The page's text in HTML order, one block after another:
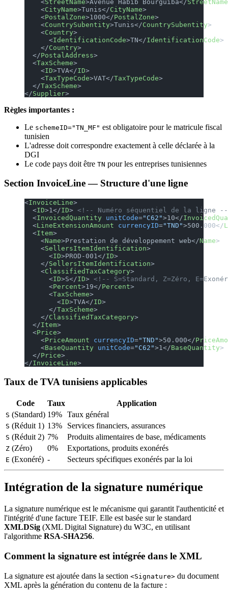
    <
StreetName>Avenue Habib Bourguiba</StreetName
    <
CityName>Tunis</CityName>
    <
PostalZone>1000</PostalZone>
    <
CountrySubentity>Tunis</CountrySubentity>
    <
Country>
      <
IdentificationCode>TN</IdentificationCode>
    </
Country>
  </
PostalAddress>
  <
TaxScheme>
    <
ID>TVA</ID>
    <
TaxTypeCode>VAT</TaxTypeCode>
  </
TaxScheme>
</Supplier>
Règles importantes :
Le schemeID="TN_MF" est obligatoire pour le matricule fiscal
tunisien
L'adresse doit correspondre exactement à celle déclarée à la
DGI
Le code pays doit être TN pour les entreprises tunisiennes
Section InvoiceLine — Structure d'une ligne
<InvoiceLine>
  <
ID>1</ID> <!-- Numéro séquentiel de la ligne --
  <
InvoicedQuantity unitCode="C62">10</
  <
LineExtensionAmount currencyID="TND">500.000</
  <
Item>
    <
Name>Prestation de développement web</Name>
    <
SellersItemIdentification>
      <
ID>PROD-001</ID>
    </
SellersItemIdentification>
    <
ClassifiedTaxCategory>
      <
ID>S</ID> <!-- S=Standard, Z=Zéro,
      <
Percent>19</Percent>
      <
TaxScheme>
        <
ID>TVA</ID>
      </
TaxScheme>
    </
ClassifiedTaxCategory>
  </
Item>
  <
Price>
    <
PriceAmount currencyID="TND">50.000</
    <
BaseQuantity unitCode="C62">1</BaseQuantity>
  </
Price>
</InvoiceLine>
Taux de TVA tunisiens applicables
Code Taux Application
S (Standard) 19% Taux général
S (Réduit 1) 13% Services financiers, assurances
S (Réduit 2) 7% Produits alimentaires de base, médicaments
Z (Zéro) 0% Exportations, produits exonérés
E (Exonéré) - Secteurs spécifiques exonérés par la loi
Intégration de la signature numérique
La signature numérique est le mécanisme qui garantit l'authenticité et
l'intégrité d'une facture TEIF. Elle est basée sur le standard
XMLDSig (XML Digital Signature) du W3C, en utilisant
l'algorithme RSA-SHA256.
Comment la signature est intégrée dans le XML
La signature est ajoutée dans la section <Signature> du document
XML après la génération du contenu de la facture :